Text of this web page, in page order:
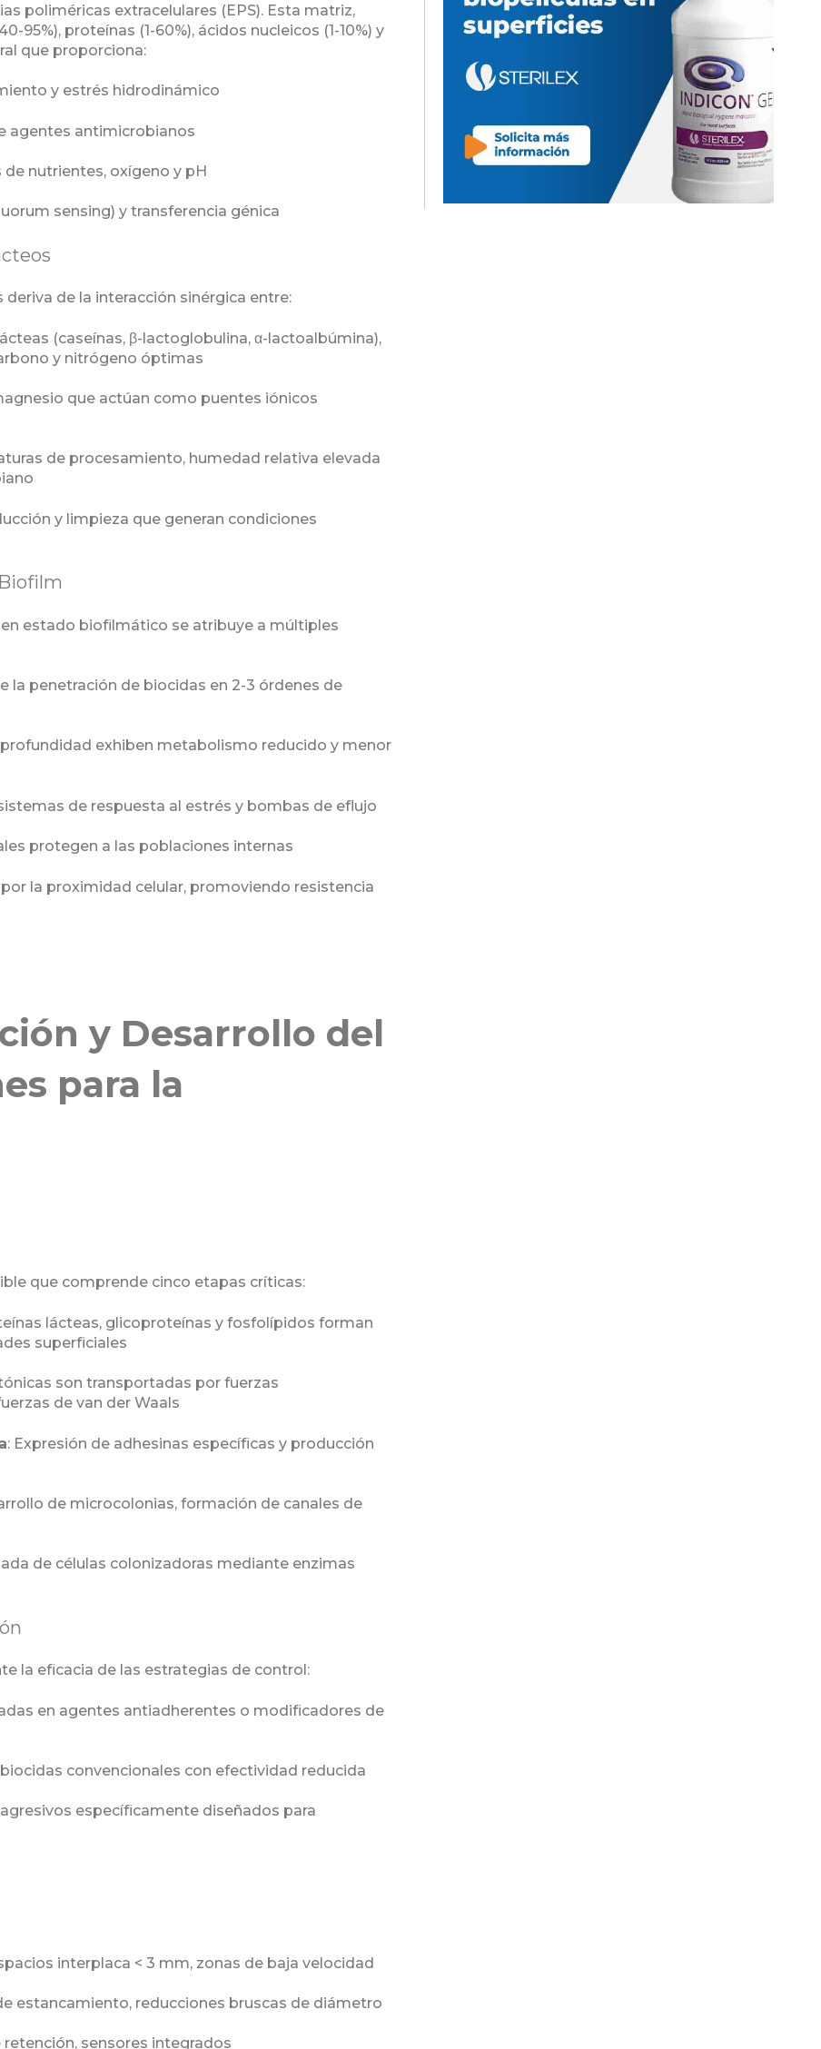
poliméricas extracelulares (EPS). Esta matriz,
proteínas (1-60%), ácidos nucleicos (1-10%) y
que proporciona:
y estrés hidrodinámico
agentes antimicrobianos
de nutrientes, oxígeno y pH
sensing) y transferencia génica
de la interacción sinérgica entre:
(caseínas, β-lactoglobulina, α-lactoalbúmina),
y nitrógeno óptimas
que actúan como puentes iónicos
de procesamiento, humedad relativa elevada
y limpieza que generan condiciones
estado biofilmático se atribuye a múltiples
la penetración de biocidas en 2-3 órdenes de
profundidad exhiben metabolismo reducido y menor
de respuesta al estrés y bombas de eflujo
protegen a las poblaciones internas
la proximidad celular, promoviendo resistencia
y Desarrollo del
para la
que comprende cinco etapas críticas:
lácteas, glicoproteínas y fosfolípidos forman
superficiales
son transportadas por fuerzas
de van der Waals
: Expresión de adhesinas específicas y producción
de microcolonias, formación de canales de
de células colonizadoras mediante enzimas
la eficacia de las estrategias de control:
en agentes antiadherentes o modificadores de
convencionales con efectividad reducida
específicamente diseñados para
interplaca < 3 mm, zonas de baja velocidad
estancamiento, reducciones bruscas de diámetro
retención, sensores integrados